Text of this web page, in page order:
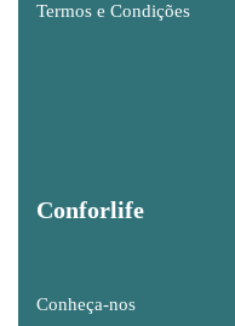
Termos e Condições
Conforlife
Conheça-nos